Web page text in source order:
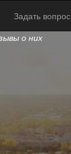
Задать вопрос
о них